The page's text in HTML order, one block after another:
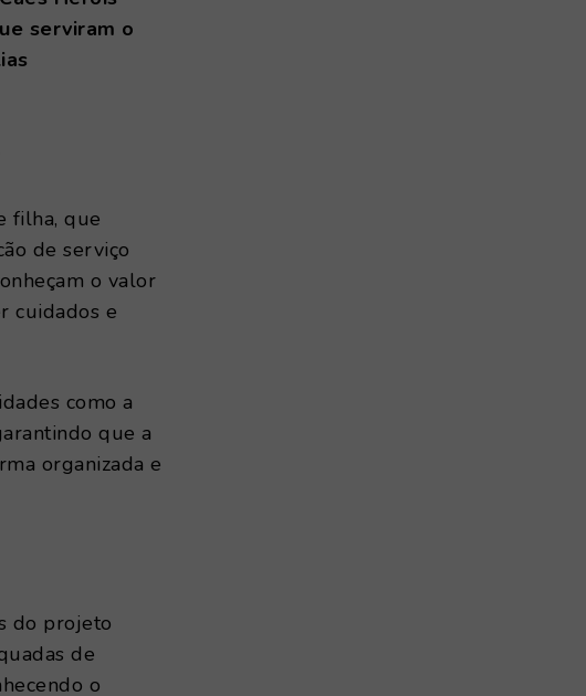
serviram o
filha, que
de serviço
o valor
cuidados e
como a
que a
organizada e
do projeto
de
o